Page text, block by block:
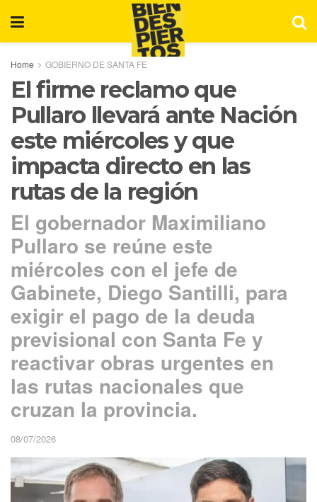
Home GOBIERNO DE SANTA FE
El firme reclamo que
Pullaro llevará ante Nación
este miércoles y que
impacta directo en las
rutas de la región
El gobernador Maximiliano
Pullaro se reúne este
miércoles con el jefe de
Gabinete, Diego Santilli, para
exigir el pago de la deuda
previsional con Santa Fe y
reactivar obras urgentes en
las rutas nacionales que
cruzan la provincia.
08/07/2026